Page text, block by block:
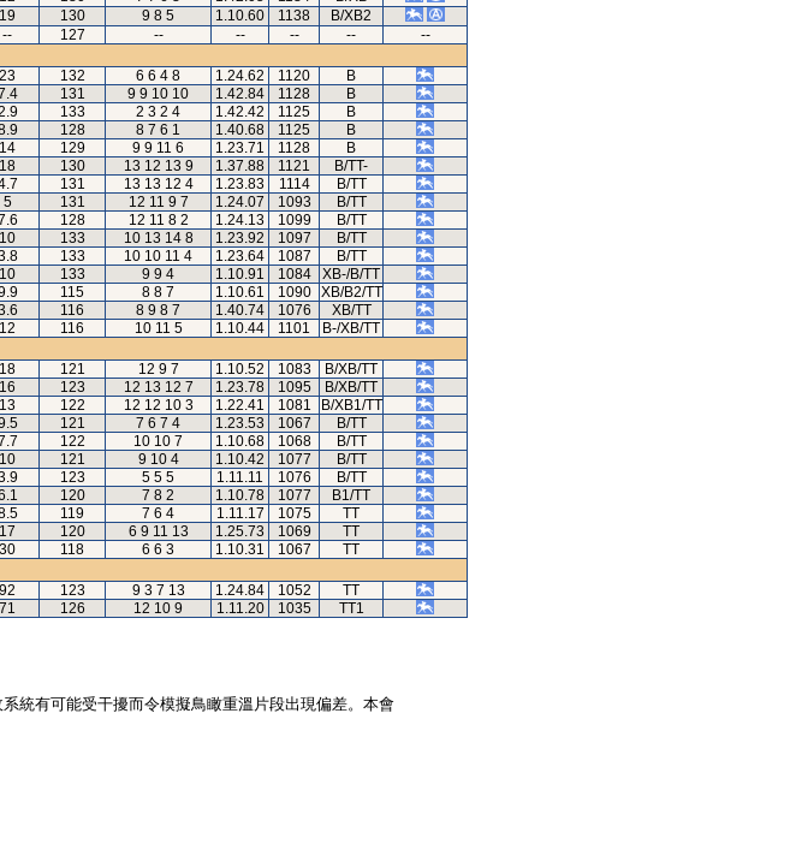
19 130 9 8 5 1.10.60 1138
B/XB2
-- 127 -- -- -- --
--
23 132 6 6 4 8 1.24.62 1120
B
131 9 9 10 10 1.42.84 1128
B
133 2 3 2 4 1.42.42 1125
B
128 8 7 6 1 1.40.68 1125
B
14 129 9 9 11 6 1.23.71 1128
B
18 130 13 12 13 9 1.37.88 1121
B/TT-
131 13 13 12 4 1.23.83 1114
B/TT
5 131 12 11 9 7 1.24.07 1093
B/TT
128 12 11 8 2 1.24.13 1099
B/TT
10 133 10 13 14 8 1.23.92 1097
B/TT
133 10 10 11 4 1.23.64 1087
B/TT
10 133 9 9 4 1.10.91 1084
XB-/B/TT
115 8 8 7 1.10.61 1090
XB/B2/TT
116 8 9 8 7 1.40.74 1076
XB/TT
12 116 10 11 5 1.10.44 1101
B-/XB/TT
18 121 12 9 7 1.10.52 1083
B/XB/TT
16 123 12 13 12 7 1.23.78 1095
B/XB/TT
13 122 12 12 10 3 1.22.41 1081
B/XB1/TT
121 7 6 7 4 1.23.53 1067
B/TT
122 10 10 7 1.10.68 1068
B/TT
10 121 9 10 4 1.10.42 1077
B/TT
123 5 5 5 1.11.11 1076
B/TT
120 7 8 2 1.10.78 1077
B1/TT
119 7 6 4 1.11.17 1075
TT
17 120 6 9 11 13 1.25.73 1069
TT
30 118 6 6 3 1.10.31 1067
TT
92 123 9 3 7 13 1.24.84 1052
TT
71 126 12 10 9 1.11.20 1035 TT1
統有可能受干擾而令模擬鳥瞰重溫片段出現偏差。本會